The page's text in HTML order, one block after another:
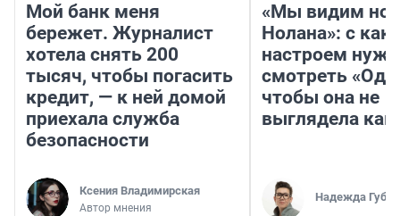
Мой банк меня
бережет. Журналист
хотела снять 200
тысяч, чтобы погасить
кредит, — к ней домой
приехала служба
безопасности
Ксения Владимирская
Автор мнения
«Мы видим
Нолана»: с
настроем
смотреть
чтобы она не
выглядела как
Надежда